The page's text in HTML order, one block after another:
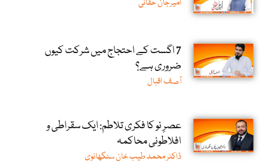
امیرجان حقانی
7 اگست کے احتجاج میں شرکت کیوں
ضروری ہے؟
آصف اقبال
عصرِ نو کا فکری تلاطم: ایک سقراطی و
افلاطونی محاکمہ
ڈاکٹر محمد طیب خان سنگھانوی